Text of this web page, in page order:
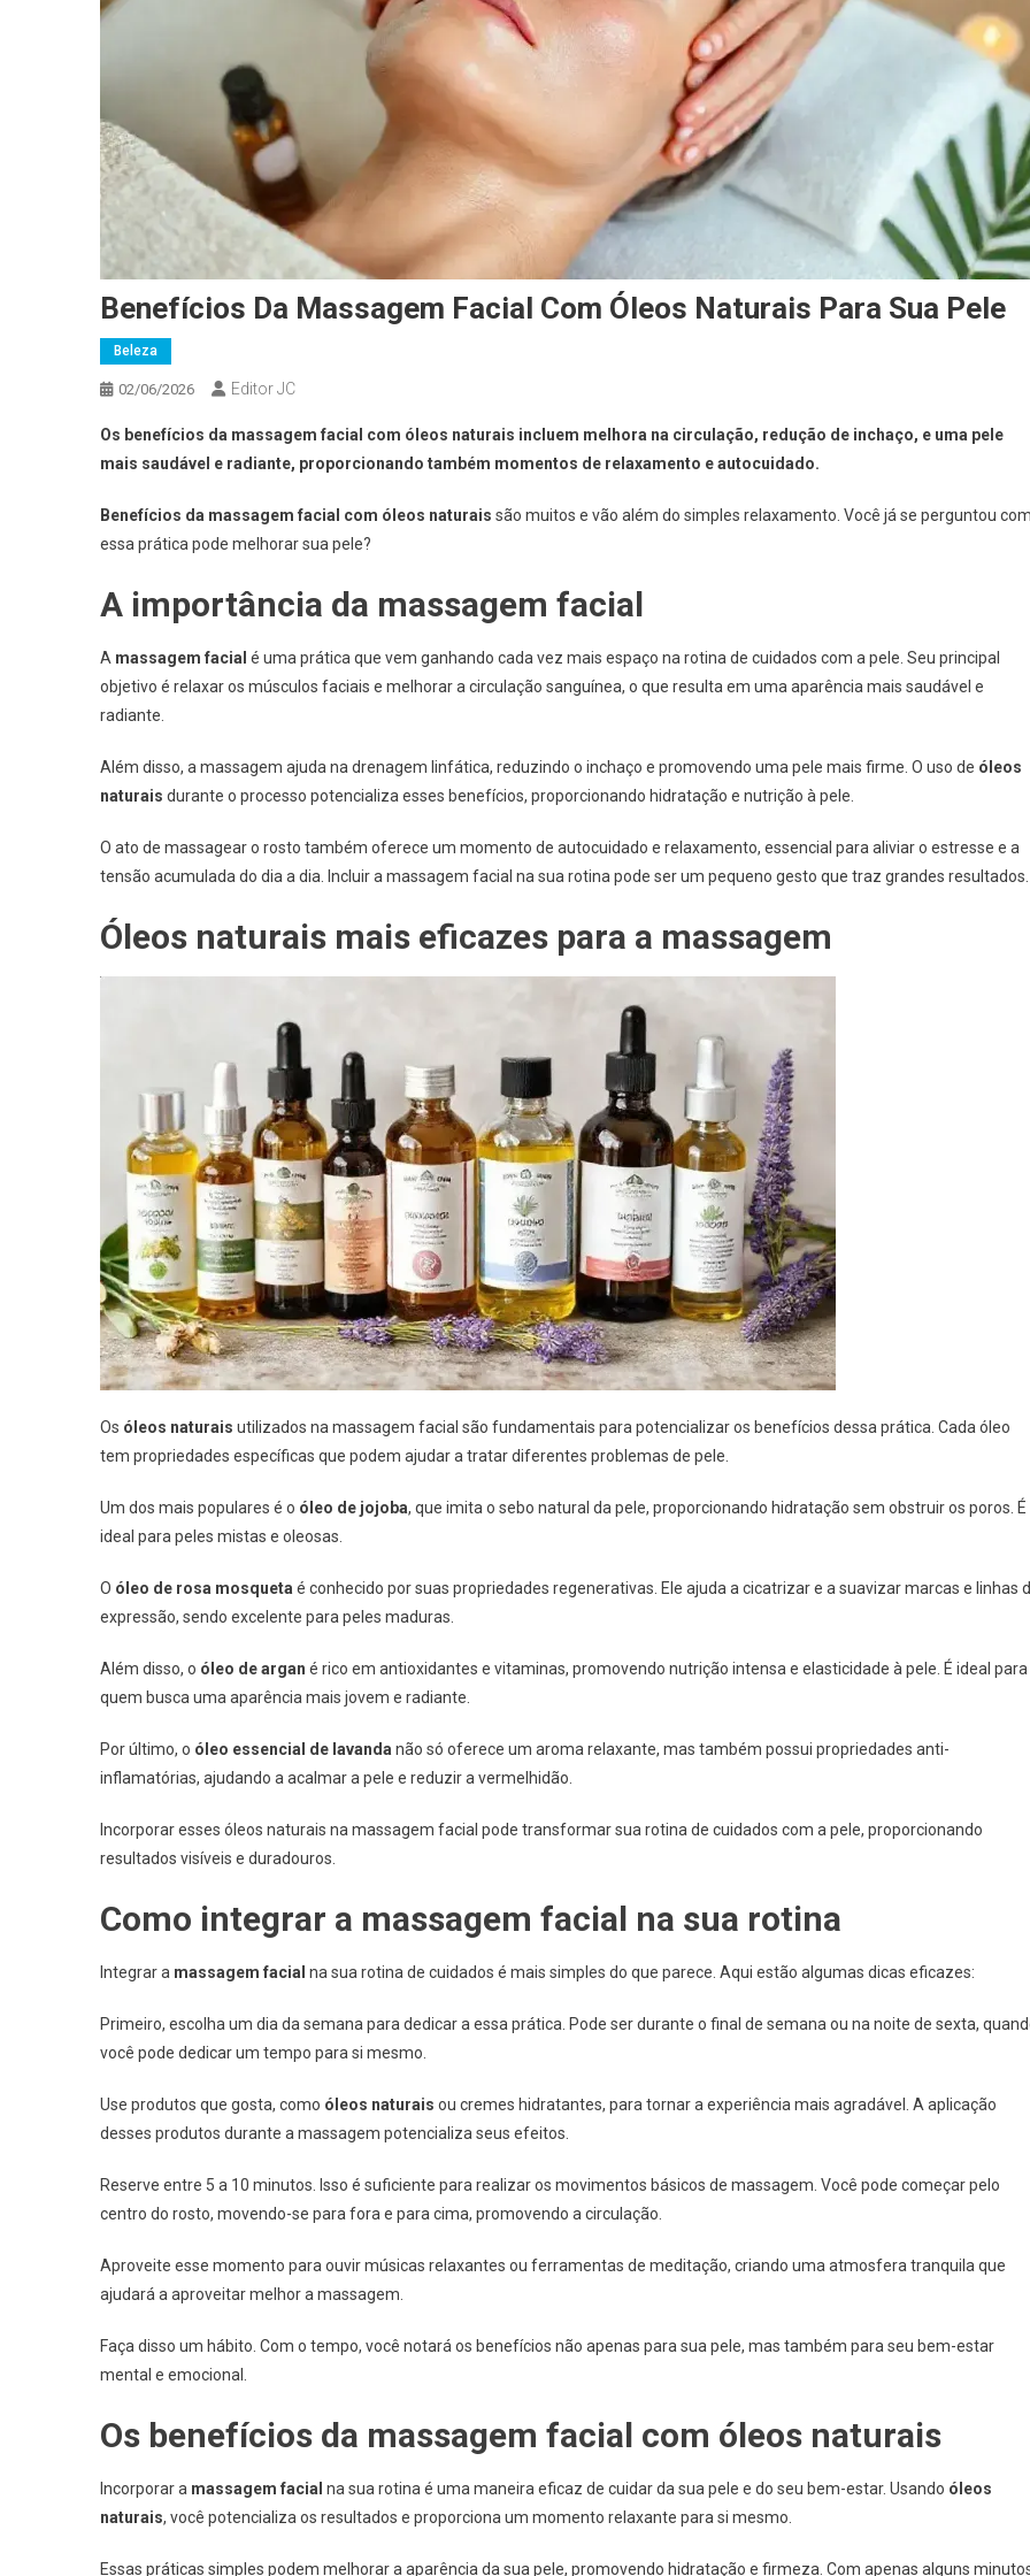
Benefícios Da Massagem Facial Com Óleos Naturais Para Sua Pele
Beleza
02/06/2026 Editor JC
Os benefícios da massagem facial com óleos naturais incluem melhora na circulação, redução de inchaço, e uma pele
mais saudável e radiante, proporcionando também momentos de relaxamento e autocuidado.
Benefícios da massagem facial com óleos naturais são muitos e vão além do simples relaxamento. Você já se perguntou
essa prática pode melhorar sua pele?
A importância da massagem facial
A massagem facial é uma prática que vem ganhando cada vez mais espaço na rotina de cuidados com a pele. Seu principal
objetivo é relaxar os músculos faciais e melhorar a circulação sanguínea, o que resulta em uma aparência mais saudável e
radiante.
Além disso, a massagem ajuda na drenagem linfática, reduzindo o inchaço e promovendo uma pele mais firme. O uso de óleos
naturais durante o processo potencializa esses benefícios, proporcionando hidratação e nutrição à pele.
O ato de massagear o rosto também oferece um momento de autocuidado e relaxamento, essencial para aliviar o estresse e a
tensão acumulada do dia a dia. Incluir a massagem facial na sua rotina pode ser um pequeno gesto que traz grandes resultados.
Óleos naturais mais eficazes para a massagem
Os óleos naturais utilizados na massagem facial são fundamentais para potencializar os benefícios dessa prática. Cada óleo
tem propriedades específicas que podem ajudar a tratar diferentes problemas de pele.
Um dos mais populares é o óleo de jojoba, que imita o sebo natural da pele, proporcionando hidratação sem obstruir os poros. É
ideal para peles mistas e oleosas.
O óleo de rosa mosqueta é conhecido por suas propriedades regenerativas. Ele ajuda a cicatrizar e a suavizar marcas e linhas
expressão, sendo excelente para peles maduras.
Além disso, o óleo de argan é rico em antioxidantes e vitaminas, promovendo nutrição intensa e elasticidade à pele. É ideal para
quem busca uma aparência mais jovem e radiante.
Por último, o óleo essencial de lavanda não só oferece um aroma relaxante, mas também possui propriedades anti-
inflamatórias, ajudando a acalmar a pele e reduzir a vermelhidão.
Incorporar esses óleos naturais na massagem facial pode transformar sua rotina de cuidados com a pele, proporcionando
resultados visíveis e duradouros.
Como integrar a massagem facial na sua rotina
Integrar a massagem facial na sua rotina de cuidados é mais simples do que parece. Aqui estão algumas dicas eficazes:
Primeiro, escolha um dia da semana para dedicar a essa prática. Pode ser durante o final de semana ou na noite de sexta,
você pode dedicar um tempo para si mesmo.
Use produtos que gosta, como óleos naturais ou cremes hidratantes, para tornar a experiência mais agradável. A aplicação
desses produtos durante a massagem potencializa seus efeitos.
Reserve entre 5 a 10 minutos. Isso é suficiente para realizar os movimentos básicos de massagem. Você pode começar pelo
centro do rosto, movendo-se para fora e para cima, promovendo a circulação.
Aproveite esse momento para ouvir músicas relaxantes ou ferramentas de meditação, criando uma atmosfera tranquila que
ajudará a aproveitar melhor a massagem.
Faça disso um hábito. Com o tempo, você notará os benefícios não apenas para sua pele, mas também para seu bem-estar
mental e emocional.
Os benefícios da massagem facial com óleos naturais
Incorporar a massagem facial na sua rotina é uma maneira eficaz de cuidar da sua pele e do seu bem-estar. Usando óleos
naturais, você potencializa os resultados e proporciona um momento relaxante para si mesmo.
Essas práticas simples podem melhorar a aparência da sua pele, promovendo hidratação e firmeza. Com apenas alguns